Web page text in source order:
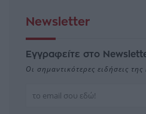
Newsletter
Εγγραφείτε στο
Οι σημαντικότερες ειδήσεις